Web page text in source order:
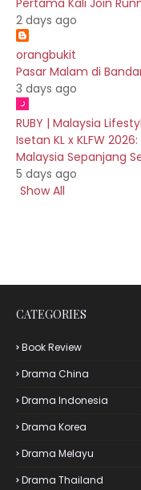
2 days ago
orangbukit
Pasar Malam di
3 days ago
RUBY | Malaysia
Isetan KL x KLFW
Malaysia Sepanjang
5 days ago
Show All
CATEGORIES
Book Review
Drama China
Drama Indonesia
Drama Korea
Drama Melayu
Drama Thailand